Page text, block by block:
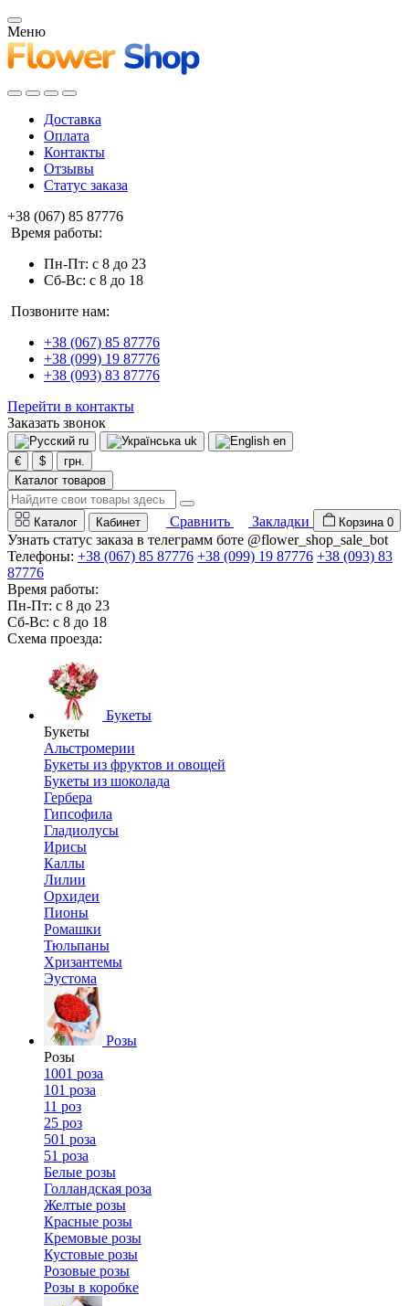
Меню
Доставка
Оплата
Контакты
Отзывы
Статус заказа
+38 (067) 85 87776
Время работы:
Пн-Пт: с 8 до 23
Сб-Вс: с 8 до 18
Позвоните нам:
+38 (067) 85 87776
+38 (099) 19 87776
+38 (093) 83 87776
Перейти в контакты
Заказать звонок
ru uk
en
€
$
грн.
Каталог товаров
Каталог Кабинет Сравнить Закладки Корзина 0
Узнать статус заказа в телеграмм боте @flower_shop_sale_bot
Телефоны: +38 (067) 85 87776 +38 (099) 19 87776 +38 (093) 83
87776
Время работы:
Пн-Пт: с 8 до 23
Сб-Вс: с 8 до 18
Схема проезда:
Букеты
Букеты
Альстромерии
Букеты из фруктов и овощей
Букеты из шоколада
Гербера
Гипсофила
Гладиолусы
Ирисы
Каллы
Лилии
Орхидеи
Пионы
Ромашки
Тюльпаны
Хризантемы
Эустома
Розы
Розы
1001 роза
101 роза
11 роз
25 роз
501 роза
51 роза
Белые розы
Голландская роза
Желтые розы
Красные розы
Кремовые розы
Кустовые розы
Розовые розы
Розы в коробке